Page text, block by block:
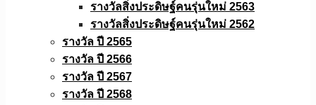
รางวัลสิ่งประดิษฐ์คนรุ่นใหม่ 2563
รางวัลสิ่งประดิษฐ์คนรุ่นใหม่ 2562
รางวัล ปี 2565
รางวัล ปี 2566
รางวัล ปี 2567
รางวัล ปี 2568